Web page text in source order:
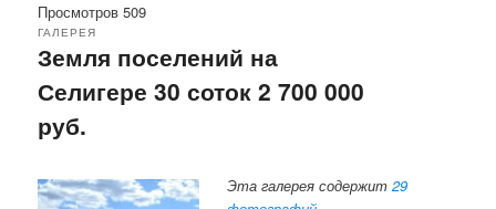
Просмотров 509
Земля поселений на
Селигере 30 соток 2 700 000
руб.
ГАЛЕРЕЯ
Эта галерея содержит29